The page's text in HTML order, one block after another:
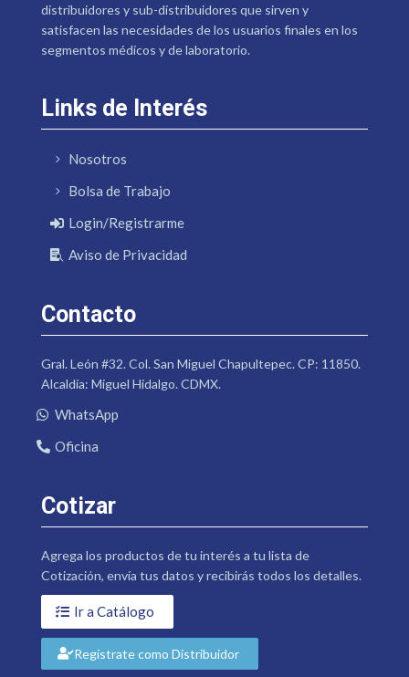
distribuidores y sub-distribuidores que sirven y
satisfacen las necesidades de los usuarios finales en los
segmentos médicos y de laboratorio.
Links de Interés
Nosotros
Bolsa de Trabajo
Login/Registrarme
Aviso de Privacidad
Contacto
Gral. León #32. Col. San Miguel Chapultepec. CP: 11850.
Alcaldía: Miguel Hidalgo. CDMX.
WhatsApp
Oficina
Cotizar
Agrega los productos de tu interés a tu lista de
Cotización, envía tus datos y recibirás todos los detalles.
Ir a Catálogo
Regístrate como Distribuidor